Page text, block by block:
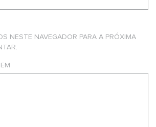
NESTE NAVEGADOR PARA A PRÓXIMA